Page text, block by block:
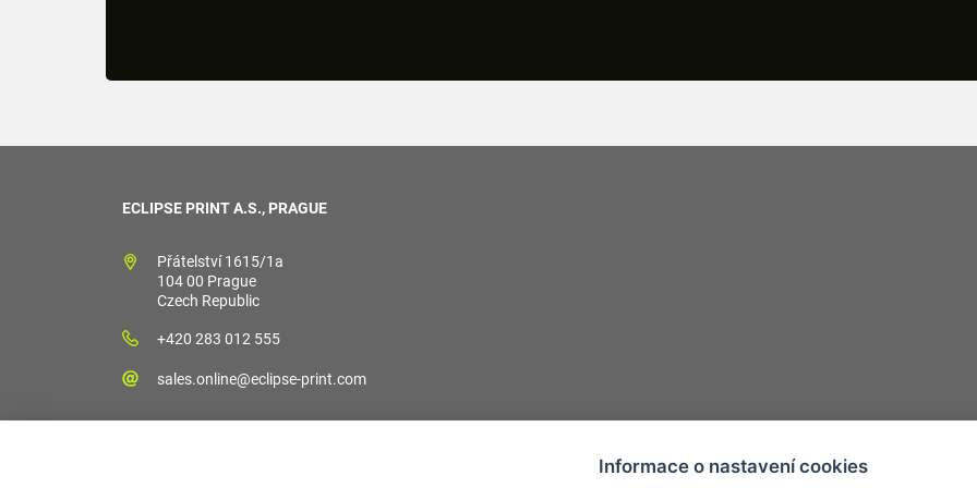
ECLIPSE PRINT A.S., PRAGUE
Přátelství 1615/1a
104 00 Prague
Czech Republic
+420 283 012 555
sales.online@eclipse-print.com
Informace o nastavení cookies